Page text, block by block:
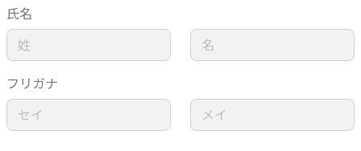
氏名
フリガナ